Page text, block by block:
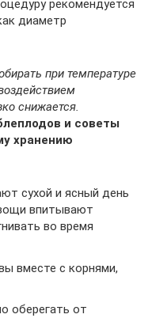
рекомендуется
диаметр
при температуре
снижается.
и советы
хранению
сухой и ясный день
впитывают
во время
вместе с корнями,
оберегать от